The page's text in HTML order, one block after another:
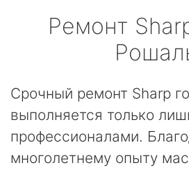
Ремонт
Срочный ремонт Sharp
выполняется только
профессионалами.
многолетнему опыту